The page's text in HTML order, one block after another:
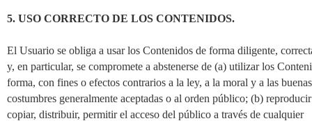
5. USO CORRECTO DE LOS CONTENIDOS.
El Usuario se obliga a usar los Contenidos de forma diligente,
y, en particular, se compromete a abstenerse de (a) utilizar los
forma, con fines o efectos contrarios a la ley, a la moral y a las buenas
costumbres generalmente aceptadas o al orden público; (b)
copiar, distribuir, permitir el acceso del público a través de cualquier